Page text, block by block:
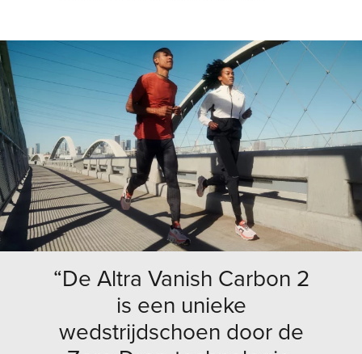
“De Altra Vanish Carbon 2
is een unieke
wedstrijdschoen door de